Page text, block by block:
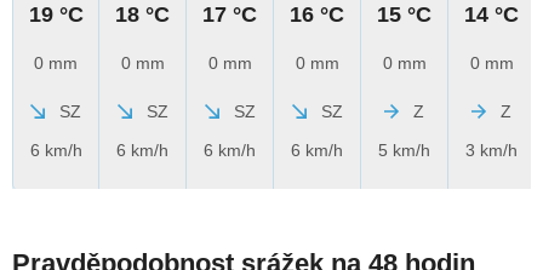
19 °C
0 mm
SZ
6 km/h
18 °C
0 mm
SZ
6 km/h
17 °C
0 mm
SZ
6 km/h
16 °C
0 mm
SZ
6 km/h
15 °C
0 mm
Z
5 km/h
14 °C
0 mm
Z
3 km/h
Pravděpodobnost srážek na 48 hodin